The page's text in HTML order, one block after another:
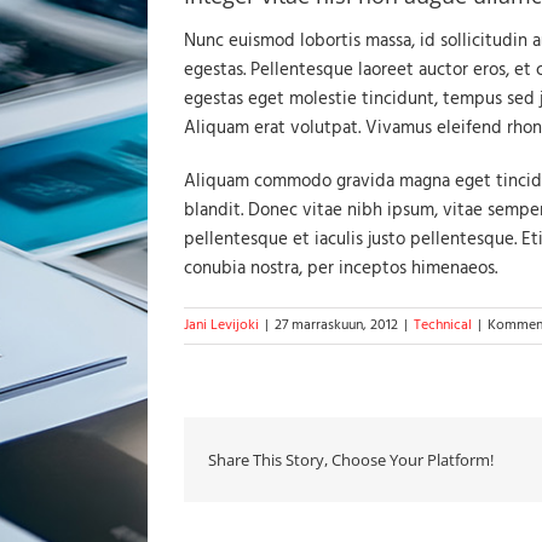
Nunc euismod lobortis massa, id
egestas. Pellentesque laoreet auctor eros,
egestas eget molestie tincidunt, tempus
Aliquam erat volutpat. Vivamus eleifend
Aliquam commodo gravida magna eget
blandit. Donec vitae nibh ipsum, vitae
pellentesque et iaculis justo pellentesque.
conubia nostra, per inceptos himenaeos.
Jani Levijoki | 27 marraskuun, 2012 | Technical |
Share This Story, Choose Your Platform!